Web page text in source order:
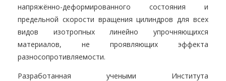
напряжённо-деформированного состояния и
предельной скорости вращения цилиндров для всех
видов изотропных линейно упрочняющихся
материалов, не проявляющих эффекта
разносопротивляемости.
Разработанная учеными Института